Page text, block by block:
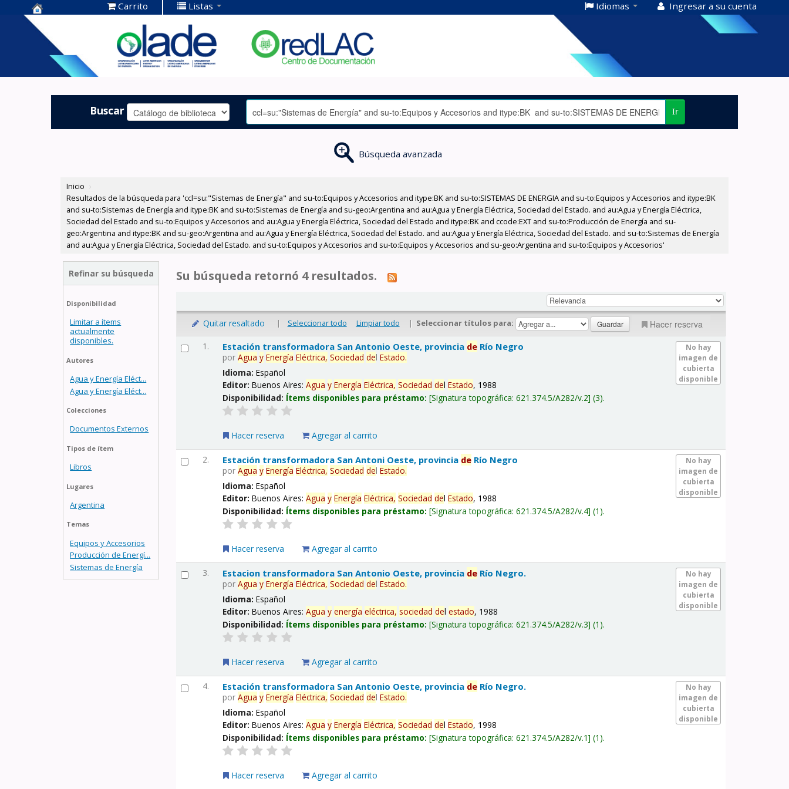
Centro de
Documentación
OLADE -
Carrito Listas Idiomas Ingresar a su cuenta
Buscar Ir
Búsqueda avanzada
Inicio ›
Resultados de la búsqueda para 'ccl=su:"Sistemas de Energía" and su-to:Equipos y Accesorios and itype:BK and su-to:SISTEMAS DE ENERGIA and su-to:Equipos y Accesorios and itype:BK
and su-to:Sistemas de Energía and itype:BK and su-to:Sistemas de Energía and su-geo:Argentina and au:Agua y Energía Eléctrica, Sociedad del Estado. and au:Agua y Energía Eléctrica,
Sociedad del Estado and su-to:Equipos y Accesorios and au:Agua y Energía Eléctrica, Sociedad del Estado and itype:BK and ccode:EXT and su-to:Producción de Energía and su-
geo:Argentina and itype:BK and su-geo:Argentina and au:Agua y Energía Eléctrica, Sociedad del Estado. and au:Agua y Energía Eléctrica, Sociedad del Estado. and su-to:Sistemas de Energía
and au:Agua y Energía Eléctrica, Sociedad del Estado. and su-to:Equipos y Accesorios and su-to:Equipos y Accesorios and su-geo:Argentina and su-to:Equipos y Accesorios'
Refinar su búsqueda
Disponibilidad
Limitar a ítems
actualmente
disponibles.
Autores
Agua y Energía Eléct...
Agua y Energía Eléct...
Colecciones
Documentos Externos
Tipos de ítem
Libros
Lugares
Argentina
Temas
Equipos y Accesorios
Producción de Energí...
Sistemas de Energía
Su búsqueda retornó 4 resultados.
Quitar resaltado | Seleccionar todo Limpiar todo | Seleccionar títulos para: Hacer reserva
1.
No hay
imagen de
cubierta
disponible
Estación transformadora San Antonio Oeste, provincia de Río Negro
porAgua y Energía Eléctrica, Sociedad delEstado.
Idioma:Español
Editor:Buenos Aires:Agua y Energía Eléctrica, Sociedad delEstado, 1988
Disponibilidad: Ítems disponibles para préstamo: Signatura topográfica:621.374.5/A282/v.2 (3).
Hacer reserva Agregar al carrito
2.
No hay
imagen de
cubierta
disponible
Estación transformadora San Antoni Oeste, provincia de Río Negro
porAgua y Energía Eléctrica, Sociedad delEstado.
Idioma:Español
Editor:Buenos Aires:Agua y Energía Eléctrica, Sociedad delEstado, 1988
Disponibilidad: Ítems disponibles para préstamo: Signatura topográfica:621.374.5/A282/v.4 (1).
Hacer reserva Agregar al carrito
3.
No hay
imagen de
cubierta
disponible
Estacion transformadora San Antonio Oeste, provincia de Río Negro.
porAgua y Energía Eléctrica, Sociedad delEstado.
Idioma:Español
Editor:Buenos Aires:Agua y energía eléctrica, sociedad delestado, 1988
Disponibilidad: Ítems disponibles para préstamo: Signatura topográfica:621.374.5/A282/v.3 (1).
Hacer reserva Agregar al carrito
4.
No hay
imagen de
cubierta
disponible
Estación transformadora San Antonio Oeste, provincia de Río Negro.
porAgua y Energía Eléctrica, Sociedad delEstado.
Idioma:Español
Editor:Buenos Aires:Agua y Energía Eléctrica, Sociedad delEstado, 1998
Disponibilidad: Ítems disponibles para préstamo: Signatura topográfica:621.374.5/A282/v.1 (1).
Hacer reserva Agregar al carrito